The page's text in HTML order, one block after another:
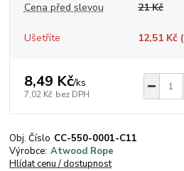
Cena před slevou
21 Kč
Ušetříte 12,51 Kč (
8,49 Kč/ks
7,02 Kč bez DPH
Obj. Číslo CC-550-0001-C11
Výrobce: Atwood Rope
Hlídat cenu / dostupnost